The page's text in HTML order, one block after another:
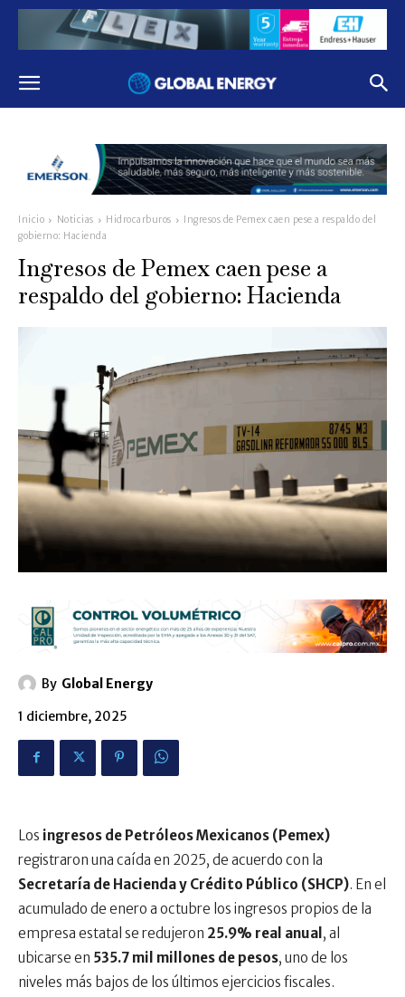
Inicio Noticias Hidrocarburos
Ingresos de Pemex caen pese a respaldo del
gobierno: Hacienda
Ingresos de Pemex caen pese a
respaldo del gobierno: Hacienda
By Global Energy
1 diciembre, 2025
Los ingresos de Petróleos Mexicanos (Pemex)
registraron una caída en 2025, de acuerdo con la
Secretaría de Hacienda y Crédito Público (SHCP). En el
acumulado de enero a octubre los ingresos propios de la
empresa estatal se redujeron 25.9% real anual , al
ubicarse en 535.7 mil millones de pesos, uno de los
niveles más bajos de los últimos ejercicios fiscales.